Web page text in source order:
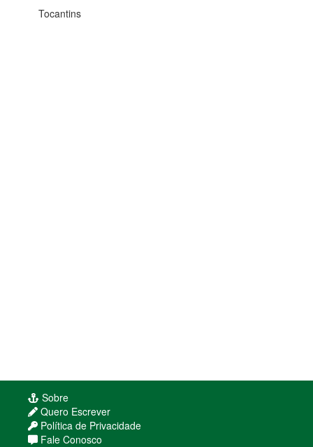
Tocantins
Sobre
Quero Escrever
Política de Privacidade
Fale Conosco